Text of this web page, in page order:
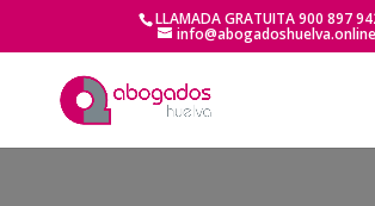
LLAMADA GRATUITA 900 897
info@abogadoshuelva.online